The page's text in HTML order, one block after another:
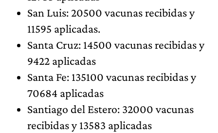
San Luis: 20500 vacunas recibidas y
11595 aplicadas.
Santa Cruz: 14500 vacunas recibidas y
9422 aplicadas
Santa Fe: 135100 vacunas recibidas y
70684 aplicadas
Santiago del Estero: 32000 vacunas
recibidas y 13583 aplicadas